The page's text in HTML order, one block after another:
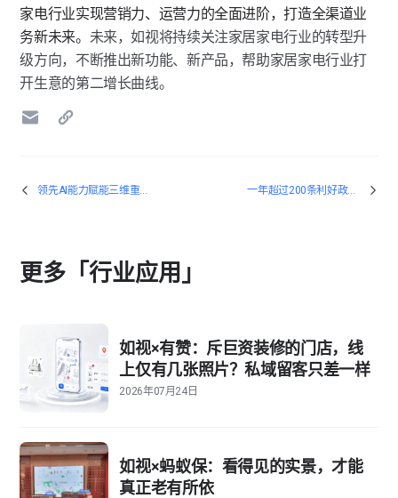
家电行业实现营销力、运营力的全面进阶，打造全渠道业
务新未来。 未来，如视将持续关注家居家电行业的转型升
级方向，不断推出新功能、新产品，帮助家居家电行业打
开生意的第二增长曲线。
领先AI能力赋能三维重建，如视为数字空间装上“智慧大脑” 一年超过200条利好政策，如视顺势而为，持续加速产业侧落地脚步
更多「行业应用」
如视×有赞：斥巨资装修的门店，线
上仅有几张照片？私域留客只差一样
2026年07月24日
如视×蚂蚁保：看得见的实景，才能
真正老有所依